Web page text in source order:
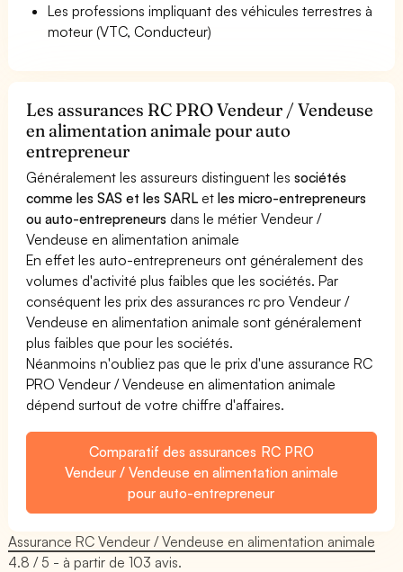
Les professions impliquant des véhicules terrestres à
moteur (VTC, Conducteur)
Les assurances RC PRO Vendeur / Vendeuse
en alimentation animale pour auto
entrepreneur
Généralement les assureurs distinguent lessociétés
comme les SAS et les SARL etles micro-entrepreneurs
ou auto-entrepreneurs dans le métier Vendeur /
Vendeuse en alimentation animale
En effet les auto-entrepreneurs ont généralement des
volumes d'activité plus faibles que les sociétés. Par
conséquent les prix des assurances rc pro Vendeur /
Vendeuse en alimentation animale sont généralement
plus faibles que pour les sociétés.
Néanmoins n'oubliez pas que le prix d'une assurance RC
PRO Vendeur / Vendeuse en alimentation animale
dépend surtout de votre chiffre d'affaires.
Comparatif des assurances RC PRO
Vendeur / Vendeuse en alimentation animale
pour auto-entrepreneur
Assurance RC Vendeur / Vendeuse en alimentation animale
4.8 / 5 - à partir de103 avis.